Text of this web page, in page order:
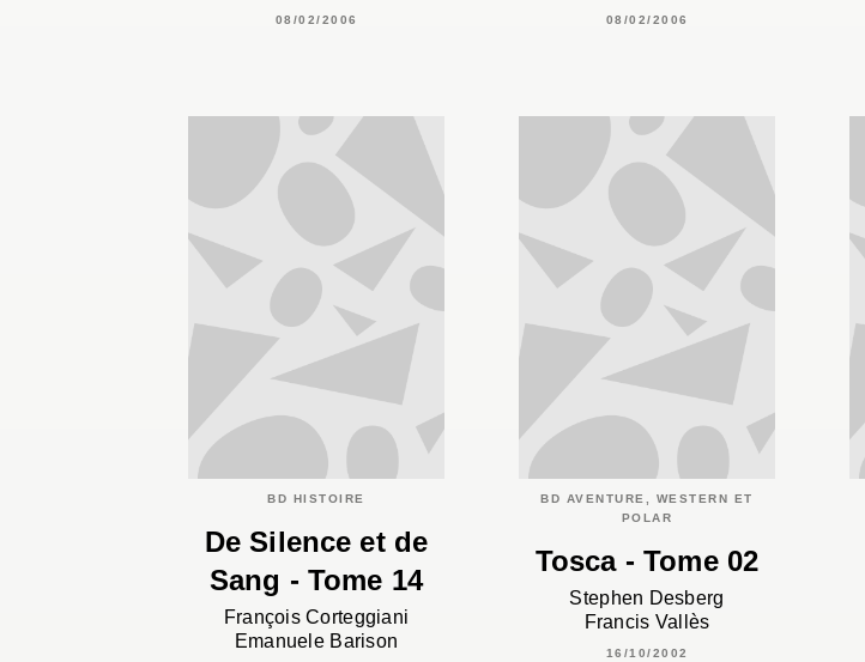
08/02/2006 08/02/2006
BD HISTOIRE
De Silence et de
Sang - Tome 14
François Corteggiani
Emanuele Barison
BD AVENTURE, WESTERN ET
POLAR
Tosca - Tome 02
Stephen Desberg
Francis Vallès
16/10/2002